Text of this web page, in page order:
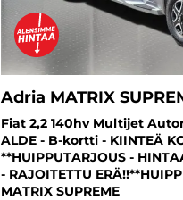
Adria MATRIX
Fiat 2,2 140hv Multijet
ALDE - B-kortti - KIINTEÄ
**HUIPPUTARJOUS -
- RAJOITETTU
MATRIX SUPREME